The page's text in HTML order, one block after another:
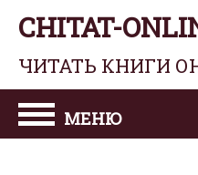
CHITAT-
ЧИТАТЬ КНИГИ
МЕНЮ